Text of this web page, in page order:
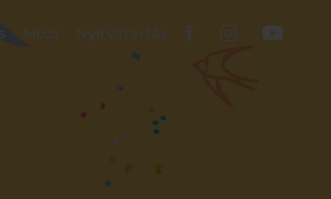
Mozi Nyitvatartás